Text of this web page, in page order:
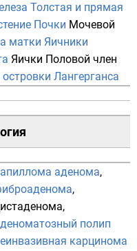
Толстая и прямая
Почки Мочевой
матки Яичники
Яички Половой член
островки Лангерганса
аденома,
,
,
полип
карцинома